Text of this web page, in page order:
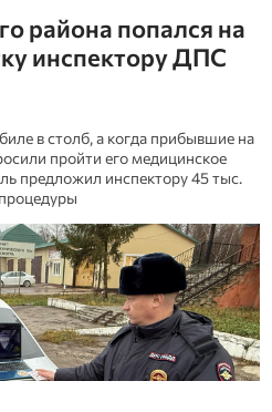
района попался на
инспектору ДПС
в столб, а когда прибывшие на
пройти его медицинское
предложил инспектору 45 тыс.